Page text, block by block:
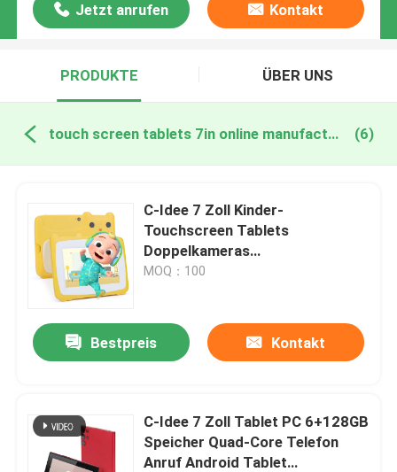
Jetzt anrufen Kontakt
PRODUKTE ÜBER UNS
touch screen tablets 7in online manufacture (6)
C-Idee 7 Zoll Kinder-
Touchscreen Tablets
Doppelkameras
Hochdefinitionsbildschirm
MOQ：100
Bestpreis Kontakt
C-Idee 7 Zoll Tablet PC 6+128GB
Speicher Quad-Core Telefon
Anruf Android Tablet